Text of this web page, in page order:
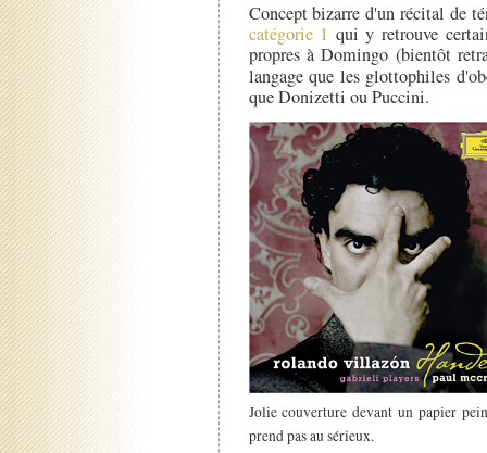
Concept bizarre d'un récital de
catégorie 1 qui y retrouve
propres à Domingo (bientôt
langage que les glottophiles
que Donizetti ou Puccini.
Jolie couverture devant un papier
prend pas au sérieux.